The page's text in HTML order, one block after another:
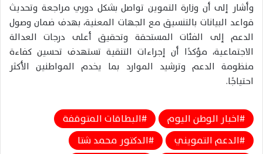
وأشار إلى أن وزارة التموين تواصل بشكل دوري مراجعة وتحديث
قواعد البيانات بالتنسيق مع الجهات المعنية، بهدف ضمان وصول
الدعم إلى الفئات المستحقة وتحقيق أعلى درجات العدالة
الاجتماعية، مؤكدًا أن إجراءات التنقية تستهدف تحسين كفاءة
منظومة الدعم وترشيد الموارد بما يخدم المواطنين الأكثر
احتياجًا.
اخبار الوطن اليوم
البطاقات المتوقفة
الدعم التمويني
الدكتور محمد شتا